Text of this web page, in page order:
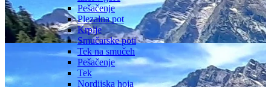
Pešačenje
Plezalna pot
Krplje
Smučarske poti
Tek na smučeh
Pešačenje
Tek
Nordijska hoja